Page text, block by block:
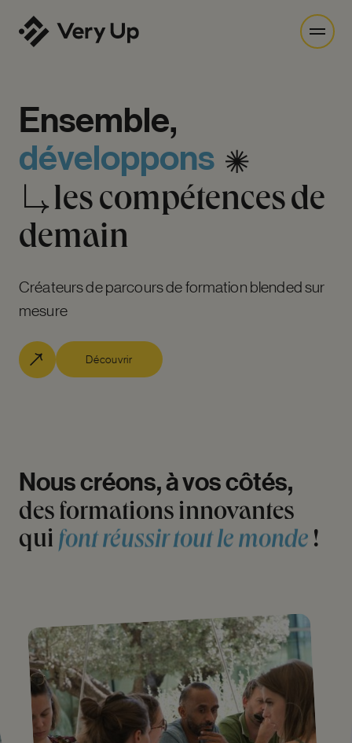
Ensemble,
développons
lescompétencesde
demain
Créateurs de parcours de formation blended sur
mesure
Découvrir
Nouscréons,àvoscôtés,
desformationsinnovantes
qui fontréussirtoutlemonde !